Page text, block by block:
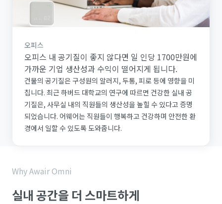
오피스
오피스 내 공기질이 좋지 않다면 일 인당 1700만원에
가까운 기업 생산성과 수익이 떨어지게 됩니다.
건물의 공기질은 구성원의 알러지, 두통, 피로 등에 영향을 미
칩니다. 최근 하버드 대학교의 연구에 따르면 건강한 실내 공
기질은, 사무실 내의 직원들의 생산성을 높힐 수 있다고 증명
되었습니다. 어웨어는 직원들이 행복하고 건강하며 안전한 환
경에서 일할 수 있도록 도와줍니다.
Why Awair Omni
실내 공간을 더 스마트하게